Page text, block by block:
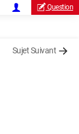
Question
Sujet Suivant